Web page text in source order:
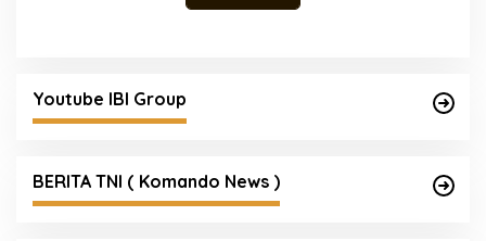
Youtube IBI Group
BERITA TNI ( Komando News )